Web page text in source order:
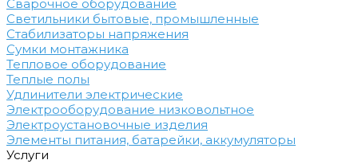
Сварочное оборудование
Светильники бытовые, промышленные
Стабилизаторы напряжения
Сумки монтажника
Тепловое оборудование
Теплые полы
Удлинители электрические
Электрооборудование низковольтное
Электроустановочные изделия
Элементы питания, батарейки, аккумуляторы
Услуги